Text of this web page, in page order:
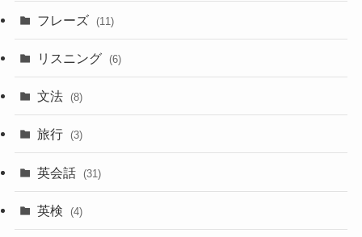
フレーズ (11)
リスニング (6)
文法 (8)
旅行 (3)
英会話 (31)
英検 (4)